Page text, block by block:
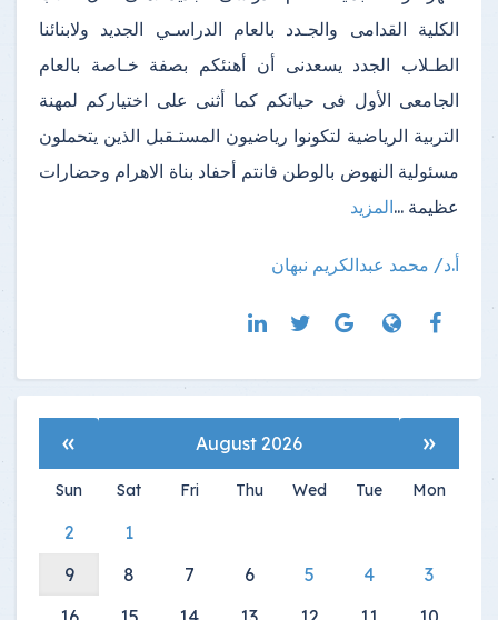
الكلية القدامى والجـدد بالعام الدراسـي الجديد ولابنائنا
الطـلاب الجدد يسعدنى أن أهنئكم بصفة خـاصة بالعام
الجامعى الأول فى حياتكم كما أثنى على اختياركم لمهنة
التربية الرياضية لتكونوا رياضيون المستـقبل الذين يتحملون
مسئولية النهوض بالوطن فانتم أحفاد بناة الاهرام وحضارات
عظيمة ...المزيد
أ.د/ محمد عبدالكريم نبهان
«
August 2026
»
Mon
Tue
Wed
Thu
Fri
Sat
Sun
1
2
3
4
5
6
7
8
9